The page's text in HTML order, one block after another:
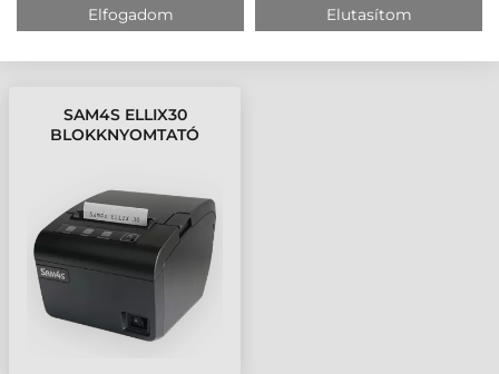
LEGUTÓBB MEGTEKINTETT TERMÉKEK
SAM4S ELLIX30
BLOKKNYOMTATÓ
Elfogadom Elutasítom